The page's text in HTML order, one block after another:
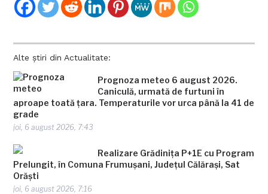
Alte știri din Actualitate:
Prognoza meteo 6 august 2026.
Caniculă, urmată de furtuni în
aproape toată țara. Temperaturile vor urca până la 41 de
grade
joi, 6 august 2026, 7:43
Realizare Grădinița P+1E cu Program
Prelungit, în Comuna Frumușani, Județul Călărași, Sat
Orăști
joi, 6 august 2026, 7:16